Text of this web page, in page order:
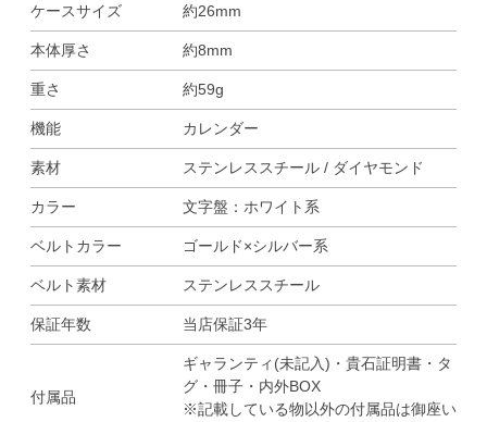
ケースサイズ 約26mm
本体厚さ 約8mm
重さ 約59g
機能 カレンダー
素材 ステンレススチール / ダイヤモンド
カラー 文字盤：ホワイト系
ベルトカラー ゴールド×シルバー系
ベルト素材 ステンレススチール
保証年数 当店保証3年
付属品
ギャランティ(未記入)・貴石証明書・タ
グ・冊子・内外BOX
※記載している物以外の付属品は御座い